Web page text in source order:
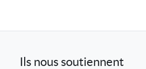
Ils nous soutiennent